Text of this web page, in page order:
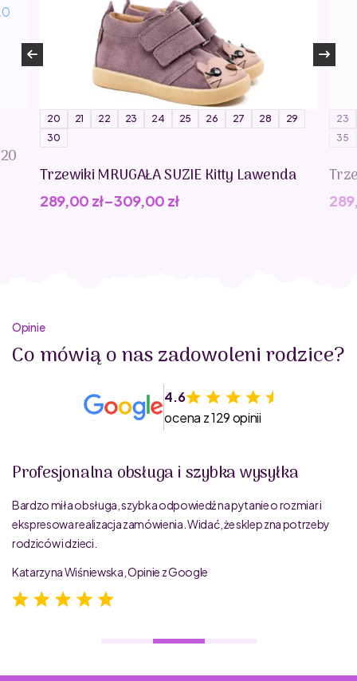
20 21 22 23 24 25 26 27 28
29
30
Trzewiki MRUGAŁA SUZIE Kitty Lawenda
289,00 zł–309,00 zł
23
35
Opinie
Co mówią o nas zadowoleni rodzice?
4.6
ocena z 129 opinii
Profesjonalna obsługa i szybka wysyłka
Bardzo miła obsługa, szybka odpowiedź na pytanie o rozmiar i
ekspresowa realizacja zamówienia. Widać, że sklep zna potrzeby
rodziców i dzieci.
Katarzyna Wiśniewska, Opinie z Google